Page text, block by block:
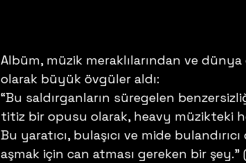
Albüm, müzik meraklılarından ve dünya
olarak büyük övgüler aldı:
“Bu saldırganların süregelen
titiz bir opusu olarak, heavy müzikteki
Bu yaratıcı, bulaşıcı ve mide
aşmak için can atması gereken bir